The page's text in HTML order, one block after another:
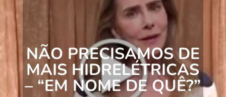
NÃO PRECISAMOS DE
MAIS HIDRELÉTRICAS
– “EM NOME DE QUÊ?”